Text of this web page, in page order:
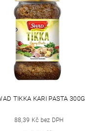
TIKKA KARI PASTA 300G
88,39 Kč bez DPH